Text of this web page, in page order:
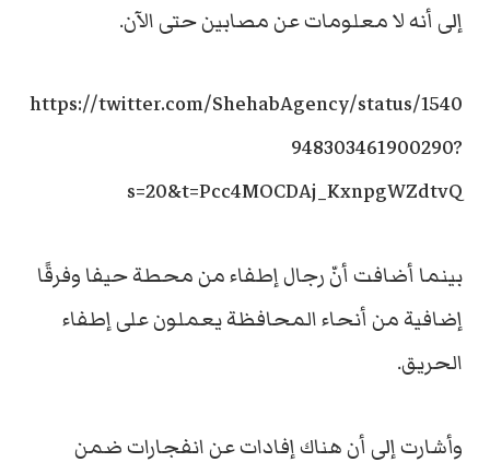
إلى أنه لا معلومات عن مصابين حتى الآن.
https://twitter.com/ShehabAgency/status/1540
948303461900290?
s=20&t=Pcc4MOCDAj_KxnpgWZdtvQ
بينما أضافت أنّ رجال إطفاء من محطة حيفا وفرقًا
إضافية من أنحاء المحافظة يعملون على إطفاء
الحريق.
وأشارت إلى أن هناك إفادات عن انفجارات ضمن